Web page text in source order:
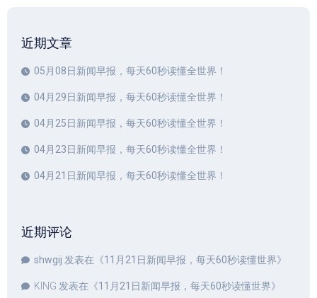
近期文章
05月08日新闻早报，每天60秒读懂全世界！
04月29日新闻早报，每天60秒读懂全世界！
04月25日新闻早报，每天60秒读懂全世界！
04月23日新闻早报，每天60秒读懂全世界！
04月21日新闻早报，每天60秒读懂全世界！
近期评论
shwgij 发表在《11月21日新闻早报，每天60秒读懂世界》
KING 发表在《11月21日新闻早报，每天60秒读懂世界》